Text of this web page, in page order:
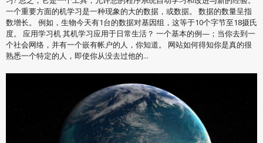
一个重要方面的机学习是一种现象的大的数据，或数据。 数据的数量呈指
数增长。 例如，生物今天有1台的数据对基因组，这等于10个字节至18摄氏
度。 应用学习机 其机学习应用于日常生活？ 一个基本的例—；当你去到一
个社会网络，并有一个嵌有帐户的人，你知道。 网站如何得知你是真的很
熟悉一个特定的人，即使你从没去过他的...